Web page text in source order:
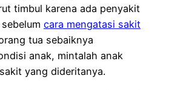
timbul karena ada penyakit
cara mengatasi sakit
tua sebaiknya
anak, mintalah anak
yang dideritanya.